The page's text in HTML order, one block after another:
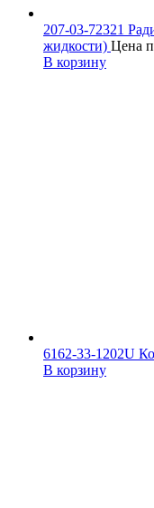
207-03-72321
жидкости) Цена
В корзину
6162-33-1202U
В корзину